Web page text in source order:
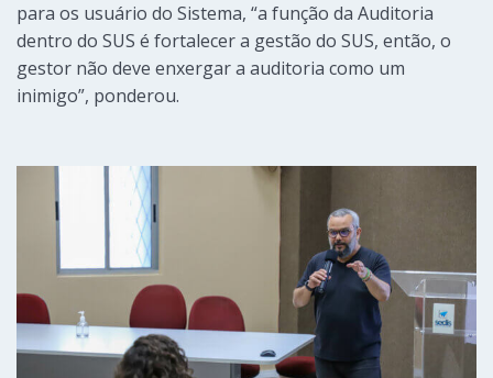
para os usuário do Sistema, “a função da Auditoria
dentro do SUS é fortalecer a gestão do SUS, então, o
gestor não deve enxergar a auditoria como um
inimigo”, ponderou.